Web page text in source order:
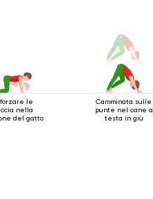
le
nella
del gatto
Camminata sulle
punte nel cane a
testa in giù